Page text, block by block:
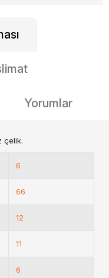
Yorumlar
çelik.
6
66
12
11
6